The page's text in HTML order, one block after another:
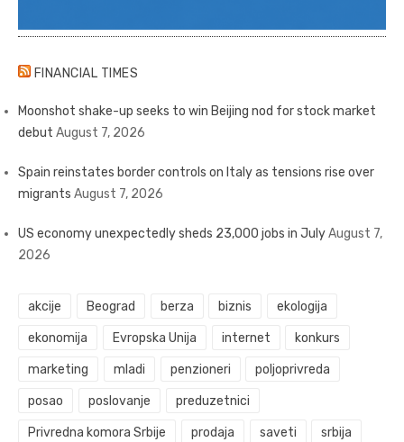
FINANCIAL TIMES
Moonshot shake-up seeks to win Beijing nod for stock market
debut August 7, 2026
Spain reinstates border controls on Italy as tensions rise over
migrants August 7, 2026
US economy unexpectedly sheds 23,000 jobs in JulyAugust 7,
2026
akcije Beograd berza biznis ekologija
ekonomija Evropska Unija internet konkurs
marketing mladi penzioneri poljoprivreda
posao poslovanje preduzetnici
Privredna komora Srbije prodaja saveti srbija